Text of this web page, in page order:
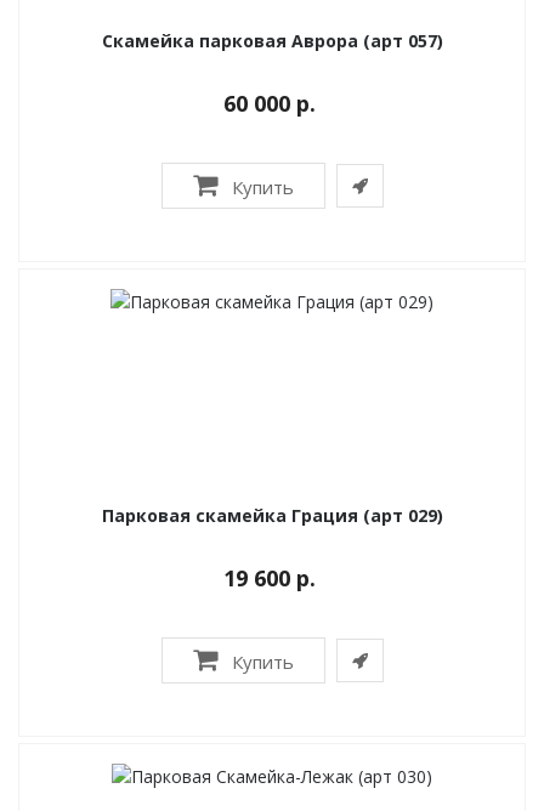
Скамейка парковая Аврора (арт 057)
60 000 р.
Купить
Парковая скамейка Грация (арт 029)
19 600 р.
Купить